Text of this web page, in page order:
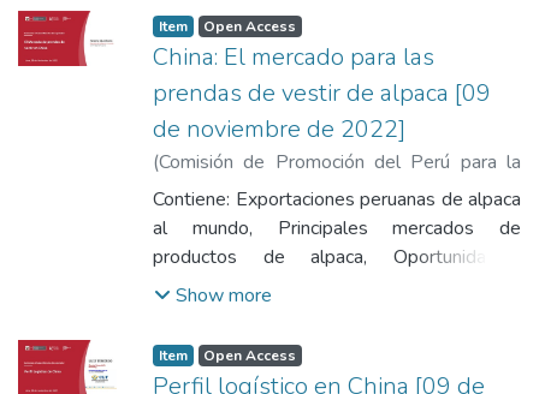
normativa China, Programas, Actividades,
Herramientas, Informes y Material de
Promperú.
Item Open Access
China: El mercado para las
prendas de vestir de alpaca [09
de noviembre de 2022]
(Comisión de Promoción del Perú para la
Exportación y el Turismo,2022-11-09)
Quintana, Noemí
Contiene: Exportaciones peruanas de alpaca
al mundo, Principales mercados de
productos de alpaca, Oportunidades,
Análisis de la demanda, Requisitos de
Show more
Item Open Access
Perfil logístico en China [09 de